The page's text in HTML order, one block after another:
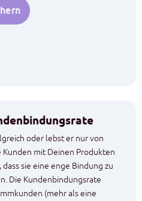
oder lebst er nur von
Kunden mit Deinen Produkten
sie eine enge Bindung zu
Die Kundenbindungsrate
(mehr als eine